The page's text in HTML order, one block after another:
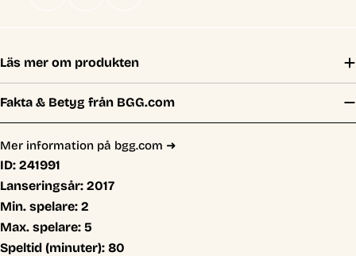
Läs mer om produkten
Fakta & Betyg från BGG.com
Mer information på bgg.com ➜
ID: 241991
Lanseringsår: 2017
Min. spelare: 2
Max. spelare: 5
Speltid (minuter): 80